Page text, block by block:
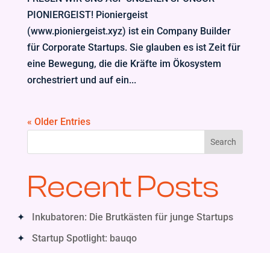
PIONIERGEIST! Pioniergeist
(www.pioniergeist.xyz) ist ein Company Builder
für Corporate Startups. Sie glauben es ist Zeit für
eine Bewegung, die die Kräfte im Ökosystem
orchestriert und auf ein...
« Older Entries
Search
Recent Posts
Inkubatoren: Die Brutkästen für junge Startups
Startup Spotlight: bauqo